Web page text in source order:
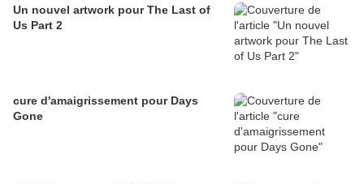
Un nouvel artwork pour The Last of
Us Part 2
cure d'amaigrissement pour Days
Gone